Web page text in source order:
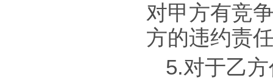
对甲方有竞
方的违约责
5.对于乙